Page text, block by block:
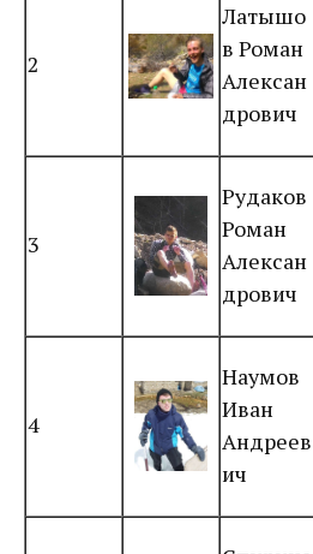
2
Латышо
в Роман
Алексан
дрович
3
Рудаков
Роман
Алексан
дрович
4
Наумов
Иван
Андреев
ич